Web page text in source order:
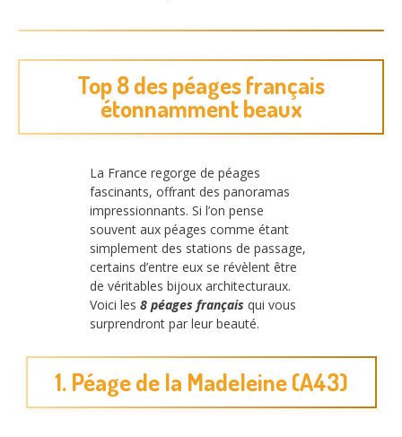
Top 8 des péages français
étonnamment beaux
La France regorge de péages
fascinants, offrant des panoramas
impressionnants. Si l’on pense
souvent aux péages comme étant
simplement des stations de passage,
certains d’entre eux se révèlent être
de véritables bijoux architecturaux.
Voici les 8 péages français qui vous
surprendront par leur beauté.
1. Péage de la Madeleine (A43)